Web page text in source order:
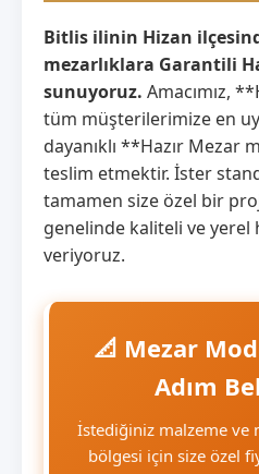
Bitlis ilinin Hizan
mezarlıklara Garantili
sunuyoruz. Amacımız,
tüm müşterilerimize en
dayanıklı **Hazır Mezar
teslim etmektir. İster
tamamen size özel bir
genelinde kaliteli ve
veriyoruz.
📐 Mezar
Adım
İstediğiniz malzeme ve
bölgesi için size özel